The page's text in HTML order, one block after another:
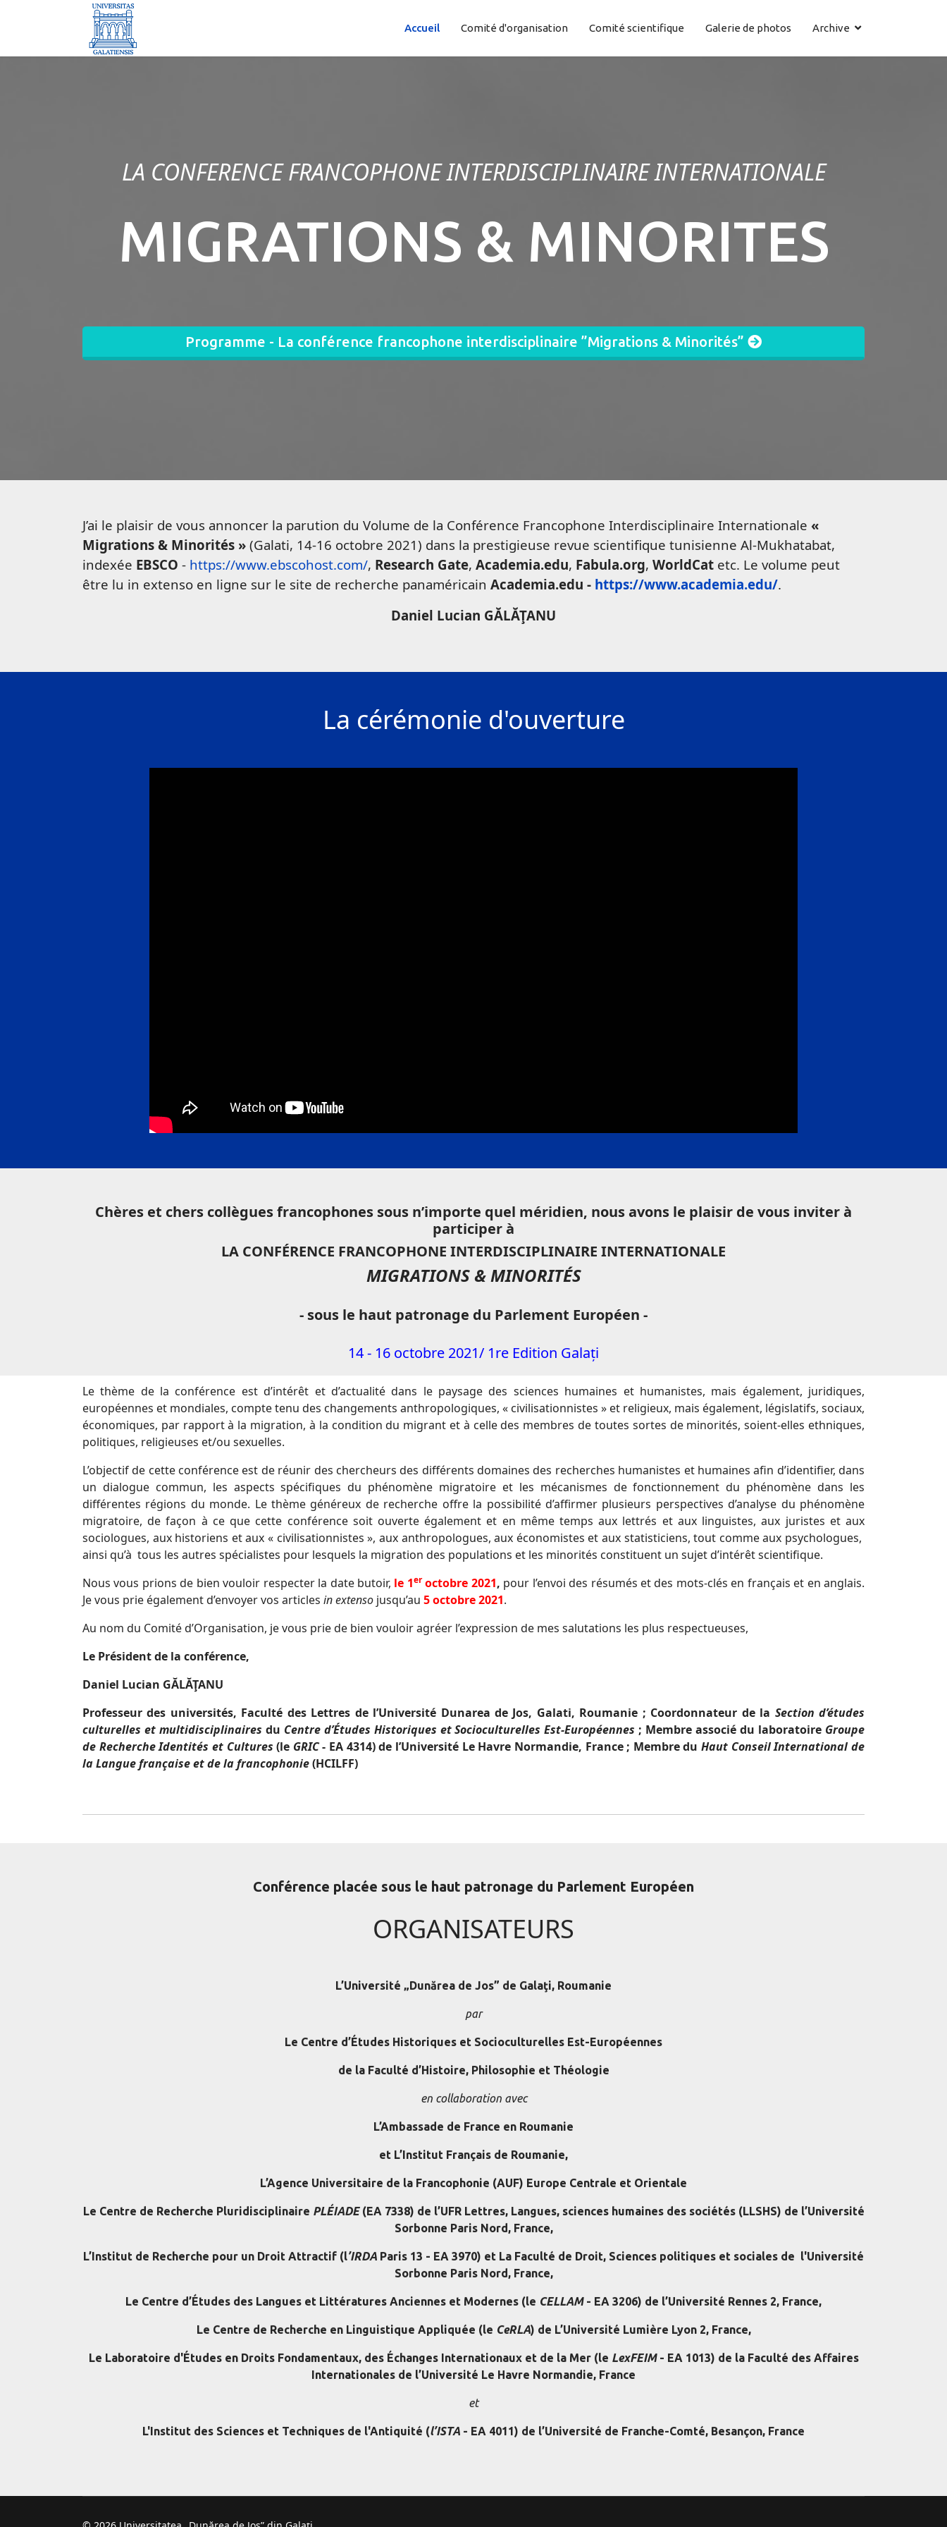
Accueil Comité d'organisation Comité scientifique Galerie de photos Archive
LA CONFERENCE FRANCOPHONE INTERDISCIPLINAIRE INTERNATIONALE
MIGRATIONS & MINORITES
Programme - La conférence francophone interdisciplinaire ”Migrations & Minorités”
J’ai le plaisir de vous annoncer la parution du Volume de la Conférence Francophone Interdisciplinaire Internationale «
Migrations & Minorités » (Galati, 14-16 octobre 2021) dans la prestigieuse revue scientifique tunisienne Al-Mukhatabat,
indexée EBSCO - https://www.ebscohost.com/, Research Gate, Academia.edu, Fabula.org, WorldCat etc. Le volume peut
être lu in extenso en ligne sur le site de recherche panaméricain Academia.edu - https://www.academia.edu/.
Daniel Lucian GĂLĂŢANU
La cérémonie d'ouverture
Chères et chers collègues francophones sous n’importe quel méridien, nous avons le plaisir de vous inviter à
participer à
LA CONFÉRENCE FRANCOPHONE INTERDISCIPLINAIRE INTERNATIONALE
MIGRATIONS & MINORITÉS
- sous le haut patronage du Parlement Européen -
14 - 16 octobre 2021/ 1re Edition Galați
Le thème de la conférence est d’intérêt et d’actualité dans le paysage des sciences humaines et humanistes, mais également, juridiques,
européennes et mondiales, compte tenu des changements anthropologiques, « civilisationnistes » et religieux, mais également, législatifs, sociaux,
économiques, par rapport à la migration, à la condition du migrant et à celle des membres de toutes sortes de minorités, soient-elles ethniques,
politiques, religieuses et/ou sexuelles.
L’objectif de cette conférence est de réunir des chercheurs des différents domaines des recherches humanistes et humaines afin d’identifier, dans
un dialogue commun, les aspects spécifiques du phénomène migratoire et les mécanismes de fonctionnement du phénomène dans les
différentes régions du monde. Le thème généreux de recherche offre la possibilité d’affirmer plusieurs perspectives d’analyse du phénomène
migratoire, de façon à ce que cette conférence soit ouverte également et en même temps aux lettrés et aux linguistes, aux juristes et aux
sociologues, aux historiens et aux « civilisationnistes », aux anthropologues, aux économistes et aux statisticiens, tout comme aux psychologues,
ainsi qu’à tous les autres spécialistes pour lesquels la migration des populations et les minorités constituent un sujet d’intérêt scientifique.
Nous vous prions de bien vouloir respecter la date butoir, le 1eroctobre 2021, pour l’envoi des résumés et des mots-clés en français et en anglais.
Je vous prie également d’envoyer vos articles in extenso jusqu’au 5 octobre 2021.
Au nom du Comité d’Organisation, je vous prie de bien vouloir agréer l’expression de mes salutations les plus respectueuses,
Le Président de la conférence,
Daniel Lucian GĂLĂŢANU
Professeur des universités, Faculté des Lettres de l’Université Dunarea de Jos, Galati, Roumanie ; Coordonnateur de la Section d’études
culturelles et multidisciplinaires du Centre d’Études Historiques et Socioculturelles Est-Européennes ; Membre associé du laboratoire Groupe
de Recherche Identités et Cultures (le GRIC- EA 4314) de l’Université Le Havre Normandie, France ; Membre duHaut Conseil International de
la Langue française et de la francophonie(HCILFF)
Conférence placée sous le haut patronage du Parlement Européen
ORGANISATEURS
L’Université „Dunărea de Jos” de Galaţi, Roumanie
par
Le Centre d’Études Historiques et Socioculturelles Est-Européennes
de la Faculté d’Histoire, Philosophie et Théologie
en collaboration avec
L’Ambassade de France en Roumanie
et L’Institut Français de Roumanie,
L’Agence Universitaire de la Francophonie (AUF) Europe Centrale et Orientale
Le Centre de Recherche Pluridisciplinaire PLÉIADE(EA 7338) de l’UFR Lettres, Langues, sciences humaines des sociétés (LLSHS) de l’Université
Sorbonne Paris Nord, France,
L’Institut de Recherche pour un Droit Attractif (l’IRDA Paris 13 - EA 3970) et La Faculté de Droit, Sciences politiques et sociales de l'Université
Sorbonne Paris Nord, France,
Le Centre d’Études des Langues et Littératures Anciennes et Modernes (le CELLAM- EA 3206) de l’Université Rennes 2, France,
Le Centre de Recherche en Linguistique Appliquée (le CeRLA) de L’Université Lumière Lyon 2, France,
Le Laboratoire d'Études en Droits Fondamentaux, des Échanges Internationaux et de la Mer (le LexFEIM- EA 1013) de la Faculté des Affaires
Internationales de l’Université Le Havre Normandie, France
et
L'Institut des Sciences et Techniques de l'Antiquité (l’ISTA - EA 4011) de l’Université de Franche-Comté, Besançon, France